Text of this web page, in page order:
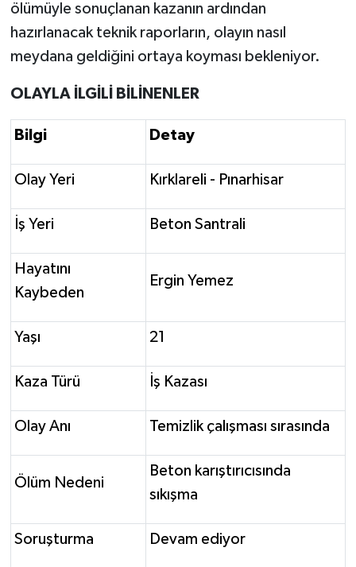
ölümüyle sonuçlanan kazanın ardından
hazırlanacak teknik raporların, olayın nasıl
meydana geldiğini ortaya koyması bekleniyor.
OLAYLA İLGİLİ BİLİNENLER
Bilgi Detay
Olay Yeri Kırklareli - Pınarhisar
İş Yeri Beton Santrali
Hayatını
Kaybeden
Ergin Yemez
Yaşı 21
Kaza Türü İş Kazası
Olay Anı Temizlik çalışması sırasında
Ölüm Nedeni
Beton karıştırıcısında
sıkışma
Soruşturma Devam ediyor